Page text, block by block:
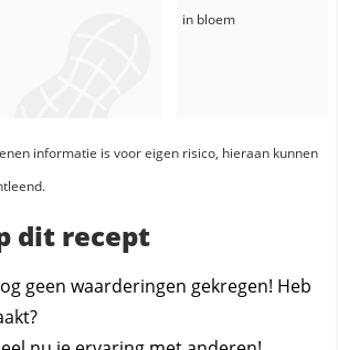
in bloem
informatie is voor eigen risico, hieraan kunnen
dit recept
geen waarderingen gekregen! Heb